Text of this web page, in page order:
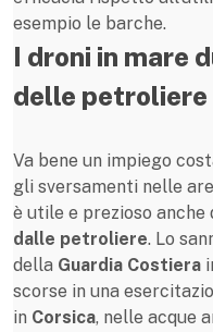
esempio le barche.
I droni in mare
delle petroliere
Va bene un impiego
gli sversamenti nelle
è utile e prezioso
dalle petroliere. Lo
della Guardia Costiera
scorse in una
in Corsica, nelle acque